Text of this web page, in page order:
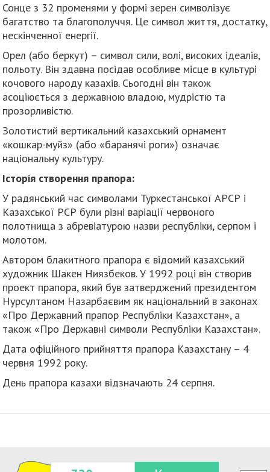
Сонце з 32 променями у формі зерен символізує
багатство та благополуччя. Це символ життя, достатку,
нескінченної енергії.
Орел (або беркут) – символ сили, волі, високих ідеалів,
польоту. Він здавна посідав особливе місце в культурі
кочового народу казахів. Сьогодні він також
асоціюється з державною владою, мудрістю та
прозорливістю.
Золотистий вертикальний казахський орнамент
«кошкар-муйз» (або «баранячі роги») означає
національну культуру.
Історія створення прапора:
У радянський час символами Туркестанської АРСР і
Казахської РСР були різні варіації червоного
полотнища з абревіатурою назви республіки, серпом і
молотом.
Автором блакитного прапора є відомий казахський
художник Шакен Ниязбеков. У 1992 році він створив
проект прапора, який був затверджений президентом
Нурсултаном Назарбаєвим як національний в законах
«Про Державний прапор Республіки Казахстан», а
також «Про Державні символи Республіки Казахстан».
Дата офіційного прийняття прапора Казахстану – 4
червня 1992 року.
День прапора казахи відзначають 24 серпня.